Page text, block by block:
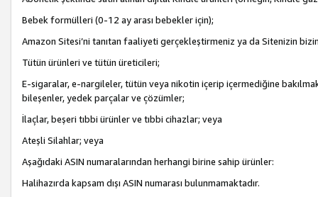
Bebek formülleri (0-12 ay arası bebekler için);
Amazon Sitesi’ni tanıtan faaliyeti gerçekleştirmeniz ya da Sitenizin
Tütün ürünleri ve tütün üreticileri;
E-sigaralar, e-nargileler, tütün veya nikotin içerip içermediğine
bileşenler, yedek parçalar ve çözümler;
İlaçlar, beşeri tıbbi ürünler ve tıbbi cihazlar; veya
Ateşli Silahlar; veya
Aşağıdaki ASIN numaralarından herhangi birine sahip ürünler:
Halihazırda kapsam dışı ASIN numarası bulunmamaktadır.